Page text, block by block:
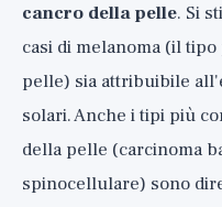
cancro della pelle. Si
casi di melanoma (il
pelle) sia attribuibile
solari. Anche i tipi più
della pelle (carcinoma
spinocellulare) sono